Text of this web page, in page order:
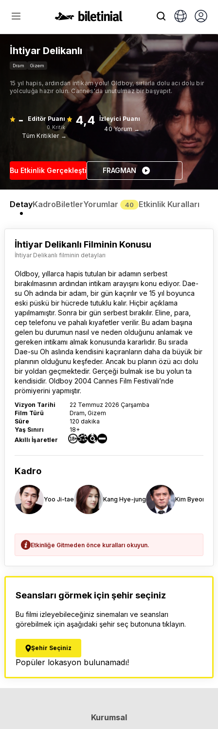
İhtiyar Delikanlı
Dram Gizem
15 yıl hapis, ardından intikam yolu! Oldboy, sırlarla dolu acı dolu bir
yolculuğa hazır olun. Cannes'da unutulmaz bir başyapıt.
- Editör Puanı
0 Kritik
Tüm Kritikler →
4,4 İzleyici Puanı
40 Yorum →
Bu Etkinlik Gerçekleşti FRAGMAN
DetayKadroBiletlerYorumlar 40 Etkinlik Kuralları
İhtiyar Delikanlı Filminin Konusu
İhtiyar Delikanlı filminin detayları
Oldboy, yıllarca hapis tutulan bir adamın serbest
bırakılmasının ardından intikam arayışını konu ediyor. Dae-
su Oh adında bir adam, bir gün kaçırılır ve 15 yıl boyunca
eski püskü bir hücrede tutuklu kalır. Hiçbir açıklama
yapılmamıştır. Sonra bir gün serbest bırakılır. Eline, para,
cep telefonu ve pahalı kıyafetler verilir. Bu adam başına
gelen bu durumun nasıl ve neden olduğunu anlamak ve
gereken intikamı almak konusunda kararlıdır. Bu sırada
Dae-su Oh aslında kendisini kaçıranların daha da büyük bir
planının olduğunu keşfeder. Ancak bu planın özü acı dolu
bir yoldan geçmektedir. Gerçeği bulmak ise bu yolun ta
kendisidir. Oldboy 2004 Cannes Film Festivali’nde
prömiyerini yapmıştır.
Vizyon Tarihi
22 Temmuz 2026 Çarşamba
Film Türü
Dram, Gizem
Süre
120 dakika
Yaş Sınırı
18+
Akıllı İşaretler
Kadro
Yoo Ji-tae Kang Hye-jung Kim Byeong-
Etkinliğe Gitmeden önce kuralları okuyun.
Seansları görmek için şehir seçiniz
Bu filmi izleyebileceğiniz sinemaları ve seansları
görebilmek için aşağıdaki şehir seç butonuna tıklayın.
Şehir Seçiniz
Popüler lokasyon bulunamadı!
Kurumsal